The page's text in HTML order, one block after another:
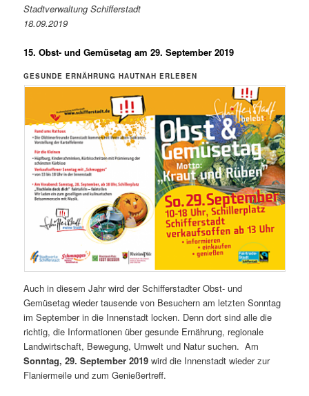
Stadtverwaltung Schifferstadt
18.09.2019
15. Obst- und Gemüsetag am 29. September 2019
GESUNDE ERNÄHRUNG HAUTNAH ERLEBEN
Auch in diesem Jahr wird der Schifferstadter Obst- und
Gemüsetag wieder tausende von Besuchern am letzten Sonntag
im September in die Innenstadt locken. Denn dort sind alle die
richtig, die Informationen über gesunde Ernährung, regionale
Landwirtschaft, Bewegung, Umwelt und Natur suchen. Am
Sonntag, 29. September 2019 wird die Innenstadt wieder zur
Flaniermeile und zum Genießertreff.